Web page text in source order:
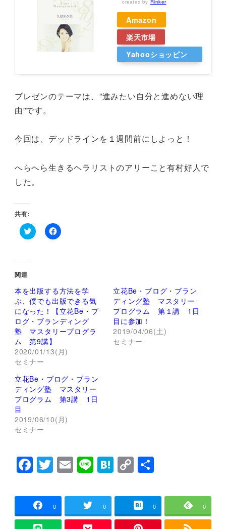
created by Rinker
Amazon
楽天市場
Yahooショッピン
ブレゼンのテーマは、”進みたい自分と進めない理
由”です。
今回は、デッドラインを１週間前にしよっと！
へらへら生きるヘラリストのアリーこと有村好人で
した。
共有:
ク
し
て
T
i
t
t
e
r
で
共
有
新
し
い
ィ
ン
ド
ウ
で
き
ま
す
F
で
共
有
す
る
に
は
ク
リ
ッ
ク
く
だ
さ
い
(
し
い
ウ
で
開
き
)
関連
本を出版する方法を学
ぶ、僕でも出版できる気
になった！【立花Be・ブ
ログ・ブランディング
塾 マスタリープログラ
ム 第9講】
2020/01/13(月)
セミナー
立花Be・ブログ・ブラン
ディング塾 マスタリー
プログラム 第１講 1日
目に参加！
2019/04/06(土)
セミナー
立花Be・ブログ・ブラン
ディング塾 マスタリー
プログラム 第3講 1日
目
2019/06/10(月)
セミナー
F
a
c
e
T
wi
tt
er
E
m
ai
l
Li
n
e
H
at
e
n
C
o
p
y
共
0 0 0 0